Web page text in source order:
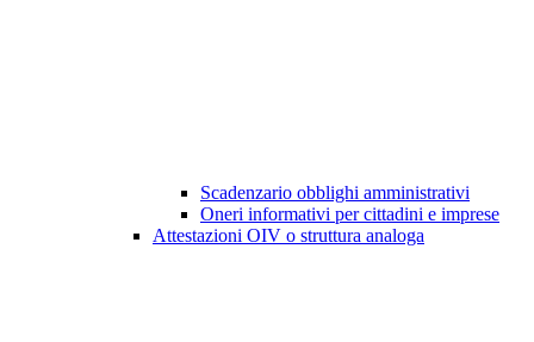
Scadenzario obblighi amministrativi
Oneri informativi per cittadini e imprese
Attestazioni OIV o struttura analoga